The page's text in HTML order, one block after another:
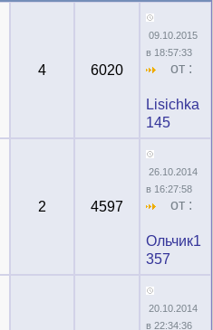
4 6020
09.10.2015
в 18:57:33
от :
Lisichka
145
2 4597
26.10.2014
в 16:27:58
от :
Ольчик1
357
20.10.2014
в 22:34:36